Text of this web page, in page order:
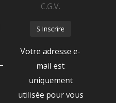
C.G.V.
Votre adresse e-
mail est
uniquement
utilisée pour vous